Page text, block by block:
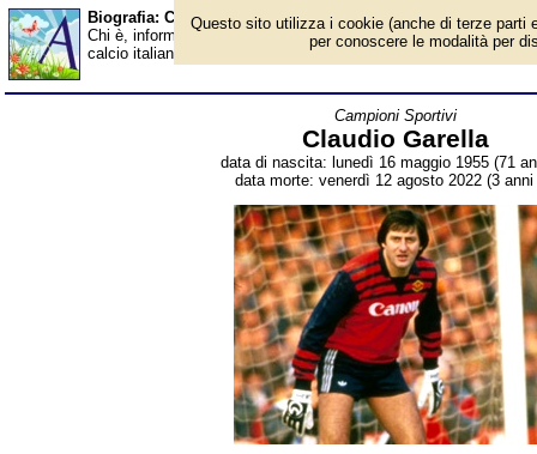
Biografia: Claudio Garella - Almanacco
Chi è, informazioni, foto, qual è la data di nascita, dove è nato,
calcio italiano, allenatore e dirigente sportivo. Breve biografia.
Campioni Sportivi
Claudio Garella
data di nascita: lunedì 16 maggio 1955 (71
data morte: venerdì 12 agosto 2022 (3 anni
Questo sito utilizza i cookie (anche di terze parti
per conoscere le modalità per